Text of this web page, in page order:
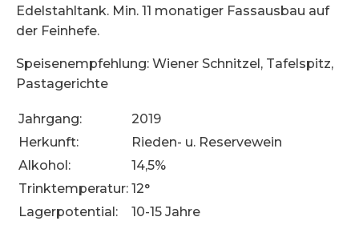
Edelstahltank. Min. 11 monatiger Fassausbau auf
der Feinhefe.
Speisenempfehlung: Wiener Schnitzel, Tafelspitz,
Pastagerichte
Jahrgang:
2019
Herkunft:
Rieden- u. Reservewein
Alkohol:
14,5%
Trinktemperatur: 12°
Lagerpotential:
10-15 Jahre